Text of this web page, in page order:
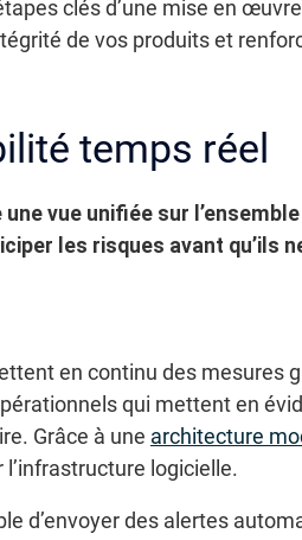
clés d’une mise en
de vos produits et
temps réel
vue unifiée sur
les risques avant qu’ils
en continu des mesures
qui mettent en
Grâce à une architecture
logicielle.
d’envoyer des alertes